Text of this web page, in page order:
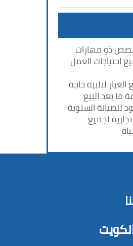
ذو مهارات
احتياجات العمل
لتلبية حاجة
ما بعد البيع
للصيانة السنوية
لجميع